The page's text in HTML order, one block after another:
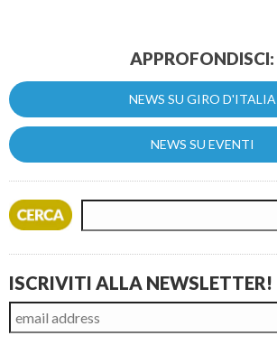
APPROFONDISCI:
NEWS SU GIRO D'ITALIA
NEWS SU EVENTI
ISCRIVITI ALLA NEWSLETTER!